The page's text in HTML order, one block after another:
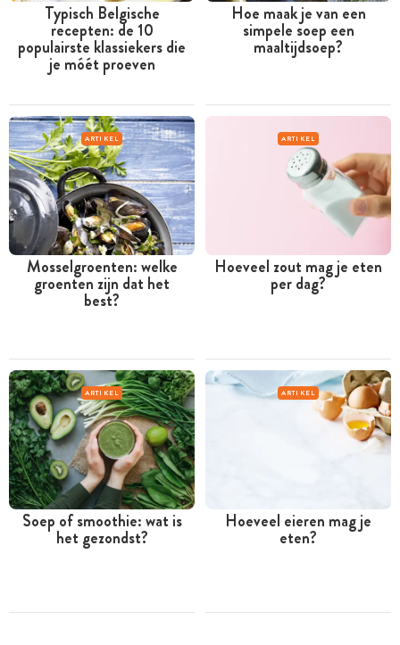
Typisch Belgische
recepten: de 10
populairste klassiekers die
je móét proeven
Hoe maak je van een
simpele soep een
maaltijdsoep?
ARTIKEL
Mosselgroenten: welke
groenten zijn dat het
best?
ARTIKEL
Hoeveel zout mag je eten
per dag?
ARTIKEL
Soep of smoothie: wat is
het gezondst?
ARTIKEL
Hoeveel eieren mag je
eten?